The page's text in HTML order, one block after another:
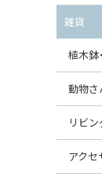
変形
分割
すべ
葉っ
りん
いち
星型
スー
チー
バタ
六角
ボト
すべ
ケー
カト
はし
スク
オー
すべ
マフ
すべ
チュ
キャ
すべ
雑貨
植木鉢
植木
花瓶
動物さ
フィ
貯金箱
リビ
スツ
アクセ